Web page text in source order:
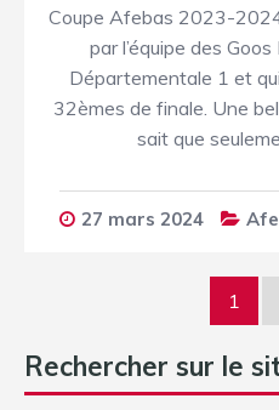
Coupe Afebas 2023-
par l’équipe des
Départementale 1 et
32èmes de finale. Une
sait que
27 mars 2024
1
Rechercher sur le